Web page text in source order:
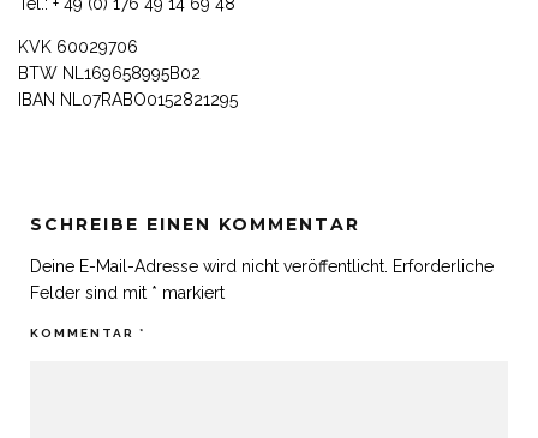
KVK 60029706
BTW NL169658995B02
IBAN NL07RABO0152821295
SCHREIBE EINEN KOMMENTAR
Deine E-Mail-Adresse wird nicht veröffentlicht. Erforderliche
Felder sind mit * markiert
KOMMENTAR *